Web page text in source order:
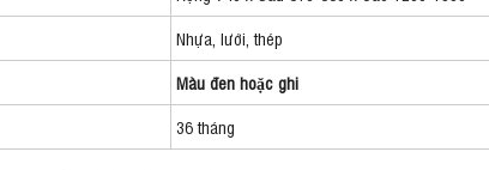
Nhựa, lưới, thép
Màu đen hoặc ghi
36 tháng